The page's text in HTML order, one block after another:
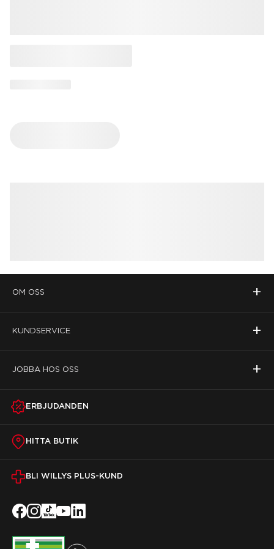
OM OSS +
KUNDSERVICE +
JOBBA HOS OSS +
ERBJUDANDEN
HITTA BUTIK
BLI WILLYS PLUS-KUND